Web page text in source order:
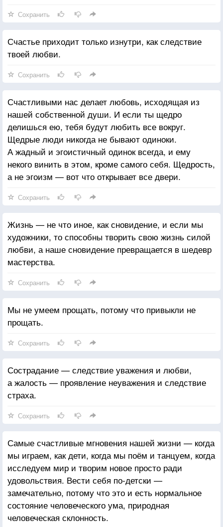
Сохранить
Счастье приходит только изнутри, как следствие
твоей любви.
Сохранить
Счастливыми нас делает любовь, исходящая из
нашей собственной души. И если ты щедро
делишься ею, тебя будут любить все вокруг.
Щедрые люди никогда не бывают одиноки.
А жадный и эгоистичный одинок всегда, и ему
некого винить в этом, кроме самого себя. Щедрость,
а не эгоизм — вот что открывает все двери.
Сохранить
Жизнь — не что иное, как сновидение, и если мы
художники, то способны творить свою жизнь силой
любви, а наше сновидение превращается в шедевр
мастерства.
Сохранить
Мы не умеем прощать, потому что привыкли не
прощать.
Сохранить
Сострадание — следствие уважения и любви,
а жалость — проявление неуважения и следствие
страха.
Сохранить
Самые счастливые мгновения нашей жизни — когда
мы играем, как дети, когда мы поём и танцуем, когда
исследуем мир и творим новое просто ради
удовольствия. Вести себя по-детски —
замечательно, потому что это и есть нормальное
состояние человеческого ума, природная
человеческая склонность.